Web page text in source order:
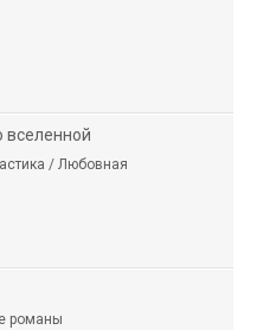
вселенной
/ Любовная
романы